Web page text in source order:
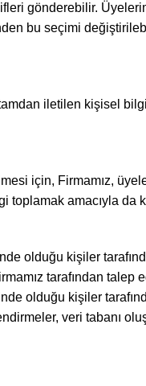
gönderebilir.
bu seçimi
iletilen kişisel
için, Firmamız,
toplamak amacıyla da
olduğu kişiler
tarafından talep
olduğu kişiler
veri tabanı